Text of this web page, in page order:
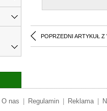
POPRZEDNI ARTYKUŁ Z
O nas Regulamin Reklama